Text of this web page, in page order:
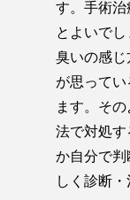
す。手術治
とよいでし
臭いの感じ
が思って
ます。そ
法で対処
か自分で判
しく診断・